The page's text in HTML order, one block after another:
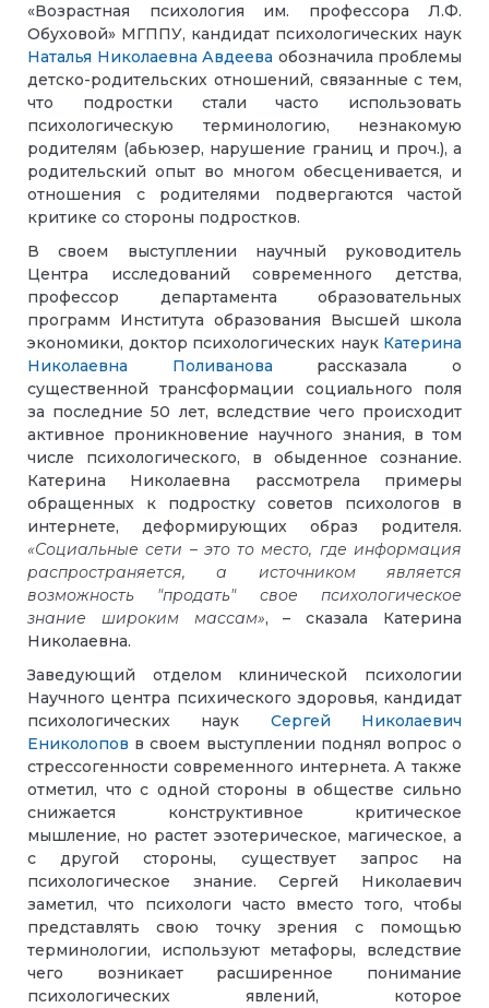
«Возрастная психология им. профессора Л.Ф.
Обуховой» МГППУ, кандидат психологических наук
Наталья Николаевна Авдеева обозначила проблемы
детско-родительских отношений, связанные с тем,
что подростки стали часто использовать
психологическую терминологию, незнакомую
родителям (абьюзер, нарушение границ и проч.), а
родительский опыт во многом обесценивается, и
отношения с родителями подвергаются частой
критике со стороны подростков.
В своем выступлении научный руководитель
Центра исследований современного детства,
профессор департамента образовательных
программ Института образования Высшей школа
экономики, доктор психологических наук Катерина
Николаевна Поливанова рассказала о
существенной трансформации социального поля
за последние 50 лет, вследствие чего происходит
активное проникновение научного знания, в том
числе психологического, в обыденное сознание.
Катерина Николаевна рассмотрела примеры
обращенных к подростку советов психологов в
интернете, деформирующих образ родителя.
«Социальные сети – это то место, где информация
распространяется, а источником является
возможность "продать" свое психологическое
знание широким массам», – сказала Катерина
Николаевна.
Заведующий отделом клинической психологии
Научного центра психического здоровья, кандидат
психологических наук Сергей Николаевич
Ениколопов в своем выступлении поднял вопрос о
стрессогенности современного интернета. А также
отметил, что с одной стороны в обществе сильно
снижается конструктивное критическое
мышление, но растет эзотерическое, магическое, а
с другой стороны, существует запрос на
психологическое знание. Сергей Николаевич
заметил, что психологи часто вместо того, чтобы
представлять свою точку зрения с помощью
терминологии, используют метафоры, вследствие
чего возникает расширенное понимание
психологических явлений, которое